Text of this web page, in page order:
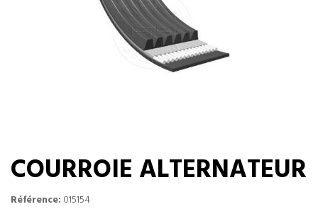
COURROIE ALTERNATEUR
Référence: 015154